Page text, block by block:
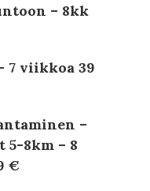
– 8kk
7 viikkoa 39
–
5-8km – 8
€